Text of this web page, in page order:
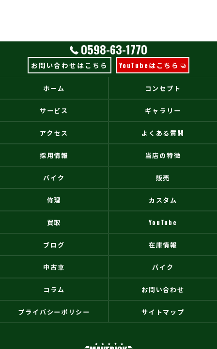
0598-63-1770
お問い合わせはこちら YouTubeはこちら
ホーム コンセプト
サービス ギャラリー
アクセス よくある質問
採用情報 当店の特徴
バイク 販売
修理 カスタム
買取 YouTube
ブログ 在庫情報
中古車 バイク
コラム お問い合わせ
プライバシーポリシー サイトマップ